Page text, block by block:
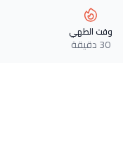
وقت الطهي
30 دقيقة